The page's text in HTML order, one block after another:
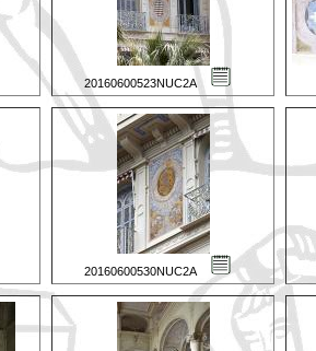
20160600523NUC2A
20160600530NUC2A